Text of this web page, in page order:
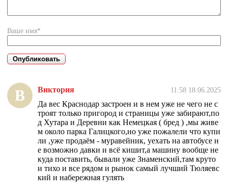
Ваше имя*
В Виктория 11:58 18.06.2025
Да вес Краснодар застроен и в нем уже не чего не с
троят только пригород и страницы уже забирают,по
д Хутара и Деревни как Немецкая ( бред ) ,мы живе
м около парка Галицкого,но уже пожалели что купи
ли ,уже продаём - муравейник, уехать на автобусе н
е возможно давки и всё кишит,а машину вообще не
куда поставить, бывали уже Знаменский,там круто
и тихо и все рядом и рынок самый лучший Тюляевс
кий и набережная гулять